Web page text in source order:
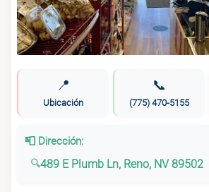
📍
Ubicación
📞
(775) 470-5155
📮 Dirección:
489 E Plumb Ln, Reno, NV 89502